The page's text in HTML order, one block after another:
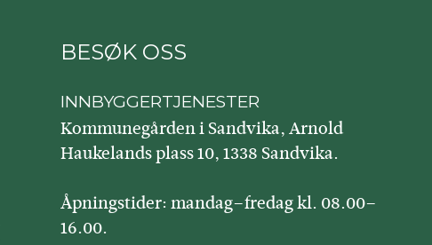
BESØK OSS
INNBYGGERTJENESTER
Kommunegården i Sandvika, Arnold
Haukelands plass 10, 1338 Sandvika.
Åpningstider: mandag–fredag kl. 08.00–
16.00.